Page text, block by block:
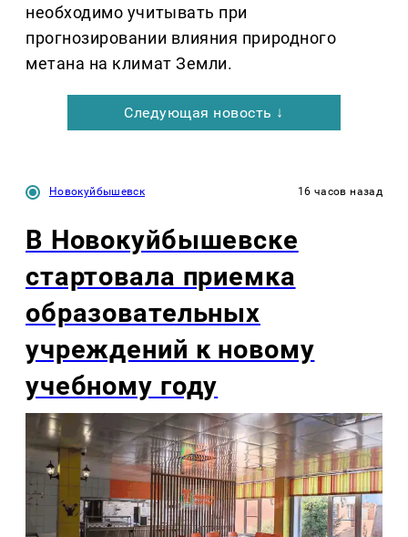
необходимо учитывать при
прогнозировании влияния природного
метана на климат Земли.
Следующая новость ↓
Новокуйбышевск 16 часов назад
В Новокуйбышевске
стартовала приемка
образовательных
учреждений к новому
учебному году